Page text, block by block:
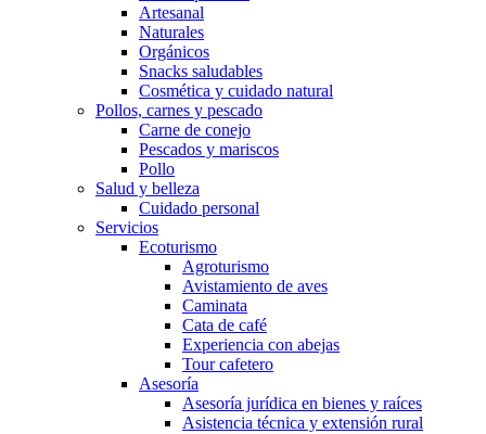
Artesanal
Naturales
Orgánicos
Snacks saludables
Cosmética y cuidado natural
Pollos, carnes y pescado
Carne de conejo
Pescados y mariscos
Pollo
Salud y belleza
Cuidado personal
Servicios
Ecoturismo
Agroturismo
Avistamiento de aves
Caminata
Cata de café
Experiencia con abejas
Tour cafetero
Asesoría
Asesoría jurídica en bienes y raíces
Asistencia técnica y extensión rural